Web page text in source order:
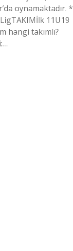
oynamaktadır. *
11U19
hangi takımlı?